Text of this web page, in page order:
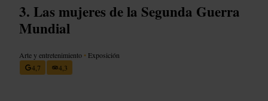
Las mujeres de la Segunda Guerra
Mundial
Arte y entretenimiento • Exposición
4,7
4,3